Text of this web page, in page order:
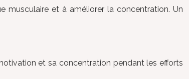
musculaire et à améliorer la concentration. Un
et sa concentration pendant les efforts